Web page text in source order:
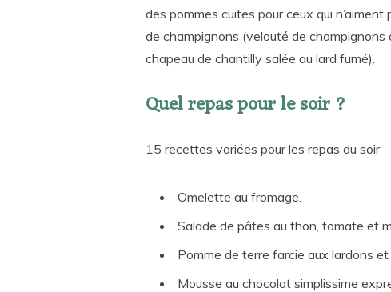
des pommes cuites pour ceux qui
de champignons (velouté de champignons
chapeau de chantilly salée au lard fumé).
Quel repas pour le soir ?
15 recettes variées pour les repas du soir
Omelette au fromage.
Salade de pâtes au thon, tomate et
Pomme de terre farcie aux lardons et
Mousse au chocolat simplissime